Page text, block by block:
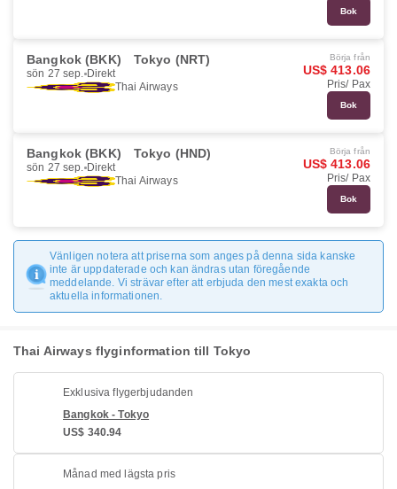
Bok
Bangkok (BKK) Tokyo (NRT)
sön 27 sep. Direkt
Thai Airways
Börja från
US$ 413.06
Pris/ Pax
Bok
Bangkok (BKK) Tokyo (HND)
sön 27 sep. Direkt
Thai Airways
Börja från
US$ 413.06
Pris/ Pax
Bok
Vänligen notera att priserna som anges på denna sida kanske
inte är uppdaterade och kan ändras utan föregående
meddelande. Vi strävar efter att erbjuda den mest exakta och
aktuella informationen.
Thai Airways flyginformation till Tokyo
Exklusiva flygerbjudanden
Bangkok - Tokyo
US$ 340.94
Månad med lägsta pris